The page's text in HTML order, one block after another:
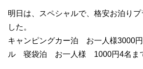
明日は、スペシャルで、格安お泊りプ
した。
キャンピングカー泊 お一人様3000
ル 寝袋泊 お一人様 1000円4名ま